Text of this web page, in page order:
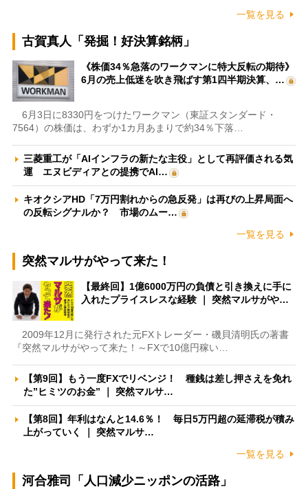
一覧を見る
古賀真人「発掘！好決算銘柄」
《株価34％急落のワークマンに特大反転の期待》
6月の売上低迷を吹き飛ばす第1四半期決算、…
6月3日に8330円をつけたワークマン（東証スタンダード・
7564）の株価は、わずか1カ月あまりで約34％下落…
三菱重工が「AIインフラの新たな主役」として再評価される気
運 エヌビディアとの提携でAI…
キオクシアHD「7万円割れからの急反発」は再びの上昇局面へ
の反転シグナルか？ 市場のムー…
一覧を見る
突然マルサがやって来た！
【最終回】1億6000万円の負債と引き換えに手に
入れたプライスレスな経験 ｜ 突然マルサがや…
2009年12月に発行された元FXトレーダー・磯貝清明氏の著書
『突然マルサがやって来た！～FXで10億円稼い…
【第9回】もう一度FXでリベンジ！ 種銭は差し押さえを免れ
た”ヒミツのお金” ｜ 突然マルサ…
【第8回】年利はなんと14.6％！ 毎日5万円超の延滞税が積み
上がっていく ｜ 突然マルサ…
一覧を見る
河合雅司「人口減少ニッポンの活路」